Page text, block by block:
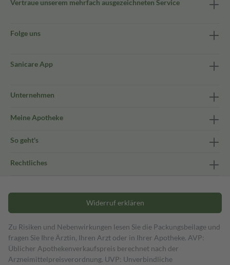
Vertraue unserem mehrfach ausgezeichneten Service
Folge uns
Sanicare App
Unternehmen
Meine Apotheke
So geht's
Rechtliches
Widerruf erklären
Zu Risiken und Nebenwirkungen lesen Sie die Packungsbeilage und
fragen Sie Ihre Ärztin, Ihren Arzt oder in Ihrer Apotheke. AVP:
Üblicher Apothekenverkaufspreis berechnet nach der
Arzneimittelpreisverordnung. UVP: Unverbindliche